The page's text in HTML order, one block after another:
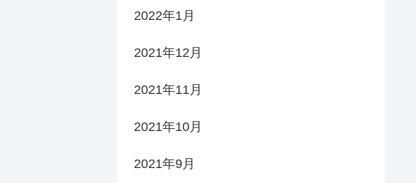
2022年1月
2021年12月
2021年11月
2021年10月
2021年9月